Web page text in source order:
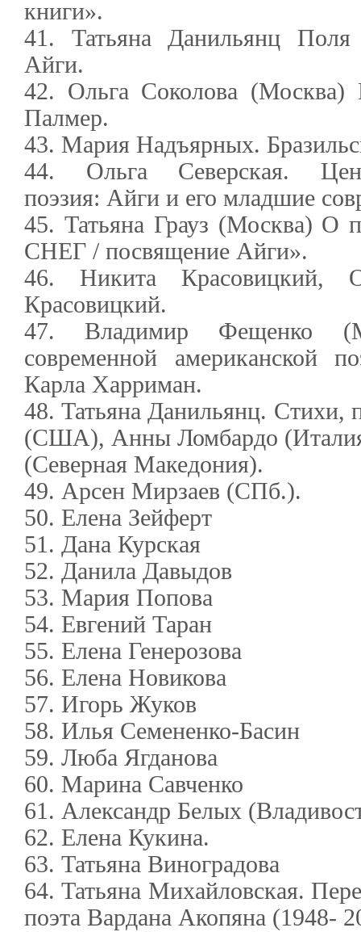
книги».
41. Татьяна Данильянц
Айги.
42. Ольга Соколова
Палмер.
43. Мария Надъярных.
44. Ольга Северская.
поэзия: Айги и его младшие
45. Татьяна Грауз (Москва)
СНЕГ / посвящение Айги».
46. Никита Красовицкий,
Красовицкий.
47. Владимир Фещенко
современной американской
Карла Харриман.
48. Татьяна Данильянц. Стихи,
(США), Анны Ломбардо
(Северная Македония).
49. Арсен Мирзаев (СПб.).
50. Елена Зейферт
51. Дана Курская
52. Данила Давыдов
53. Мария Попова
54. Евгений Таран
55. Елена Генерозова
56. Елена Новикова
57. Игорь Жуков
58. Илья Семененко-Басин
59. Люба Ягданова
60. Марина Савченко
61. Александр Белых
62. Елена Кукина.
63. Татьяна Виноградова
64. Татьяна Михайловская.
поэта Вардана Акопяна (1948-